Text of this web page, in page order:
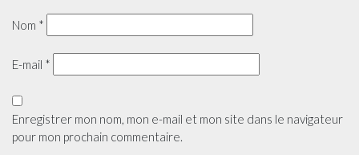
Nom *
E-mail *
Enregistrer mon nom, mon e-mail et mon site dans le navigateur
pour mon prochain commentaire.